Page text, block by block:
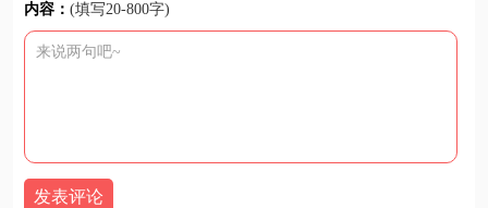
内容： (填写20-800字)
发表评论